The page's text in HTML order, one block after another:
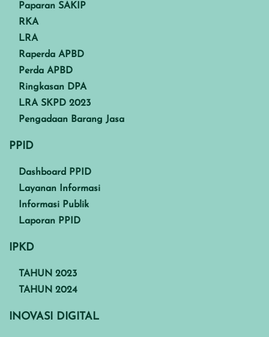
Paparan SAKIP
RKA
LRA
Raperda APBD
Perda APBD
Ringkasan DPA
LRA SKPD 2023
Pengadaan Barang Jasa
PPID
Dashboard PPID
Layanan Informasi
Informasi Publik
Laporan PPID
IPKD
TAHUN 2023
TAHUN 2024
INOVASI DIGITAL